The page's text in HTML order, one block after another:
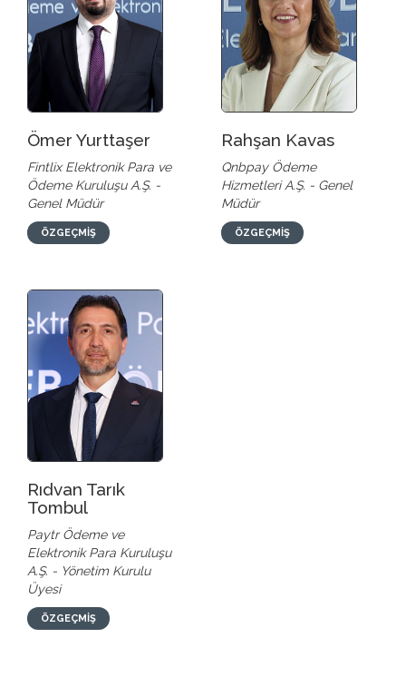
Ömer Yurttaşer
Fintlix Elektronik Para ve
Ödeme Kuruluşu A.Ş. -
Genel Müdür
ÖZGEÇMİŞ
Rahşan Kavas
Qnbpay Ödeme
Hizmetleri A.Ş. - Genel
Müdür
ÖZGEÇMİŞ
Rıdvan Tarık
Tombul
Paytr Ödeme ve
Elektronik Para Kuruluşu
A.Ş. - Yönetim Kurulu
Üyesi
ÖZGEÇMİŞ